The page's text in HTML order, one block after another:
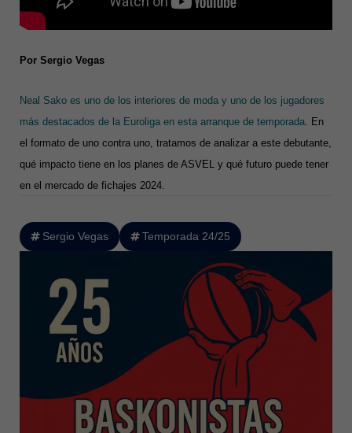
Por Sergio Vegas
Neal Sako es uno de los interiores de moda y uno de los jugadores
más destacados de la Euroliga en esta arranque de temporada . En
el formato de uno contra uno, tratamos de analizar a este debutante,
qué impacto tiene en los planes de ASVEL y qué futuro puede tener
en el mercado de fichajes 2024.
Sergio Vegas Temporada 24/25